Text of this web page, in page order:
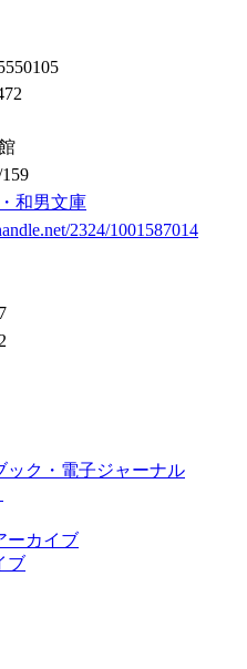
和男文庫
2324/1001587014
ック・電子ジャーナル
ーカイブ
ブ